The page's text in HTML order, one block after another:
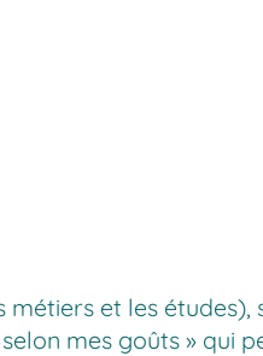
et les études),
mes goûts » qui